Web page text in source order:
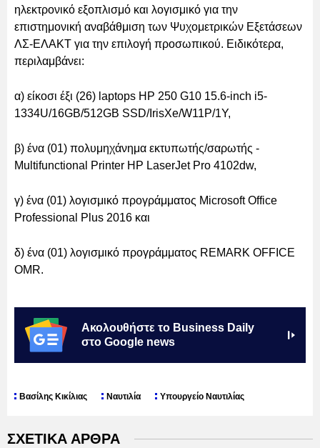
ηλεκτρονικό εξοπλισμό και λογισμικό για την
επιστημονική αναβάθμιση των Ψυχομετρικών Εξετάσεων
ΛΣ-ΕΛΑΚΤ για την επιλογή προσωπικού. Ειδικότερα,
περιλαμβάνει:
α) είκοσι έξι (26) laptops HP 250 G10 15.6-inch i5-
1334U/16GB/512GB SSD/IrisXe/W11P/1Y,
β) ένα (01) πολυμηχάνημα εκτυπωτής/σαρωτής -
Multifunctional Printer HP LaserJet Pro 4102dw,
γ) ένα (01) λογισμικό προγράμματος Microsoft Office
Professional Plus 2016 και
δ) ένα (01) λογισμικό προγράμματος REMARK OFFICE
OMR.
Ακολουθήστε το Business Daily
στο Google news
Βασίλης Κικίλιας Ναυτιλία Υπουργείο Ναυτιλίας
ΣΧΕΤΙΚΑ ΑΡΘΡΑ